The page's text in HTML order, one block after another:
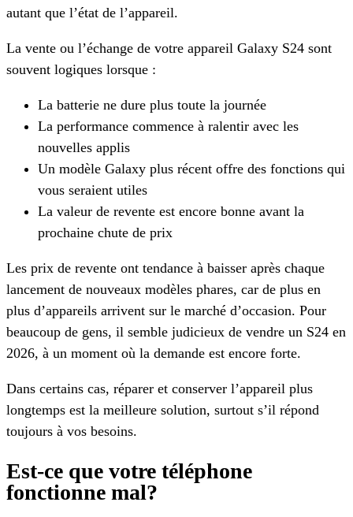
autant que l’état de l’appareil.
La vente ou l’échange de votre appareil Galaxy S24 sont
souvent logiques lorsque :
La batterie ne dure plus toute la journée
La performance commence à ralentir avec les
nouvelles applis
Un modèle Galaxy plus récent offre des fonctions qui
vous seraient utiles
La valeur de revente est encore bonne avant la
prochaine chute de prix
Les prix de revente ont tendance à baisser après chaque
lancement de nouveaux modèles phares, car de plus en
plus d’appareils arrivent sur le marché d’occasion. Pour
beaucoup de gens, il semble judicieux de vendre un S24 en
2026, à un moment où la demande est encore forte.
Dans certains cas, réparer et conserver l’appareil plus
longtemps est la meilleure solution, surtout s’il répond
toujours à vos besoins.
Est-ce que votre téléphone
fonctionne mal?